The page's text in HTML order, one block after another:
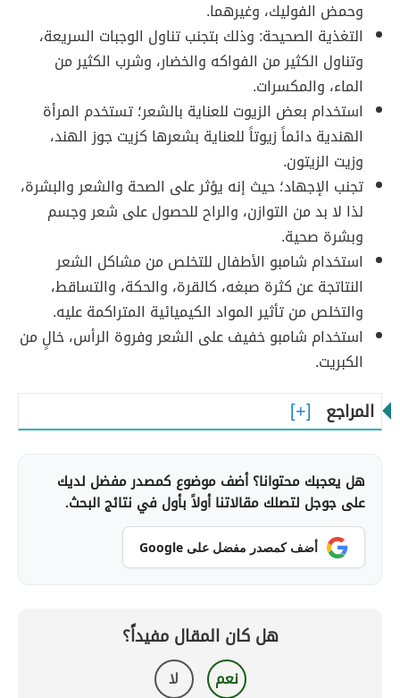
وحمض الفوليك، وغيرهما.
التغذية الصحيحة: وذلك بتجنب تناول الوجبات السريعة،
وتناول الكثير من الفواكه والخضار، وشرب الكثير من
الماء، والمكسرات.
استخدام بعض الزيوت للعناية بالشعر؛ تستخدم المرأة
الهندية دائماً زيوتاً للعناية بشعرها كزيت جوز الهند،
وزيت الزيتون.
تجنب الإجهاد؛ حيث إنه يؤثر على الصحة والشعر والبشرة،
لذا لا بد من التوازن، والراح للحصول على شعر وجسم
وبشرة صحية.
استخدام شامبو الأطفال للتخلص من مشاكل الشعر
النتاتجة عن كثرة صبغه، كالقرة، والحكة، والتساقط،
والتخلص من تأثير المواد الكيميائية المتراكمة عليه.
استخدام شامبو خفيف على الشعر وفروة الرأس، خالٍ من
الكبريت.
المراجع
هل يعجبك محتوانا؟ أضف موضوع كمصدر مفضل لديك
على جوجل لتصلك مقالاتنا أولاً بأول في نتائج البحث.
أضف كمصدر مفضل على Google
هل كان المقال مفيداً؟
نعم لا